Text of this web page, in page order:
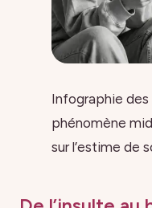
Infographie
phénomène
sur l’estime de